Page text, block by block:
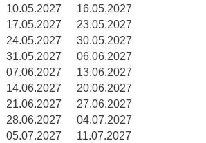
10.05.2027
16.05.2027
17.05.2027
23.05.2027
24.05.2027
30.05.2027
31.05.2027
06.06.2027
07.06.2027
13.06.2027
14.06.2027
20.06.2027
21.06.2027
27.06.2027
28.06.2027
04.07.2027
05.07.2027
11.07.2027